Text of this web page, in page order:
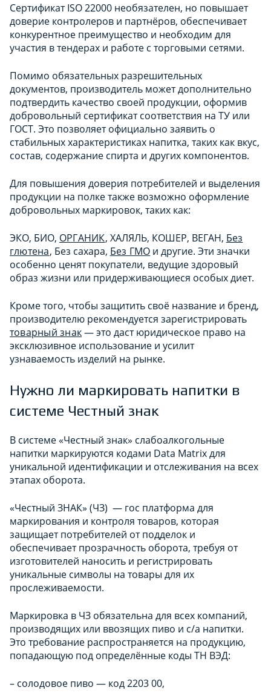
Сертификат ISO 22000 необязателен, но повышает
доверие контролеров и партнёров, обеспечивает
конкурентное преимущество и необходим для
участия в тендерах и работе с торговыми сетями.
Помимо обязательных разрешительных
документов, производитель может дополнительно
подтвердить качество своей продукции, оформив
добровольный сертификат соответствия на ТУ или
ГОСТ. Это позволяет официально заявить о
стабильных характеристиках напитка, таких как вкус,
состав, содержание спирта и других компонентов.
Для повышения доверия потребителей и выделения
продукции на полке также возможно оформление
добровольных маркировок, таких как:
ЭКО, БИО, ОРГАНИК, ХАЛЯЛЬ, КОШЕР, ВЕГАН, Без
глютена, Без сахара, Без ГМО и другие. Эти значки
особенно ценят покупатели, ведущие здоровый
образ жизни или придерживающиеся особых диет.
Кроме того, чтобы защитить своё название и бренд,
производителю рекомендуется зарегистрировать
товарный знак— это даст юридическое право на
эксклюзивное использование и усилит
узнаваемость изделий на рынке.
Нужно ли маркировать напитки в
системе Честный знак
В системе «Честный знак» слабоалкогольные
напитки маркируются кодами Data Matrix для
уникальной идентификации и отслеживания на всех
этапах оборота.
«Честный ЗНАК» (ЧЗ) — гос платформа для
маркирования и контроля товаров, которая
защищает потребителей от подделок и
обеспечивает прозрачность оборота, требуя от
изготовителей наносить и регистрировать
уникальные символы на товары для их
прослеживаемости.
Маркировка в ЧЗ обязательна для всех компаний,
производящих или ввозящих пиво и с/а напитки.
Это требование распространяется на продукцию,
попадающую под определённые коды ТН ВЭД:
– солодовое пиво — код 2203 00,